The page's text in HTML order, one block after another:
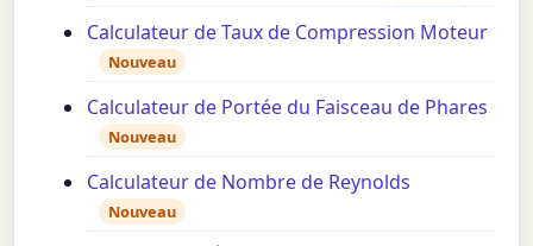
Calculateur de Taux de Compression Moteur
Nouveau
Calculateur de Portée du Faisceau de Phares
Nouveau
Calculateur de Nombre de Reynolds
Nouveau